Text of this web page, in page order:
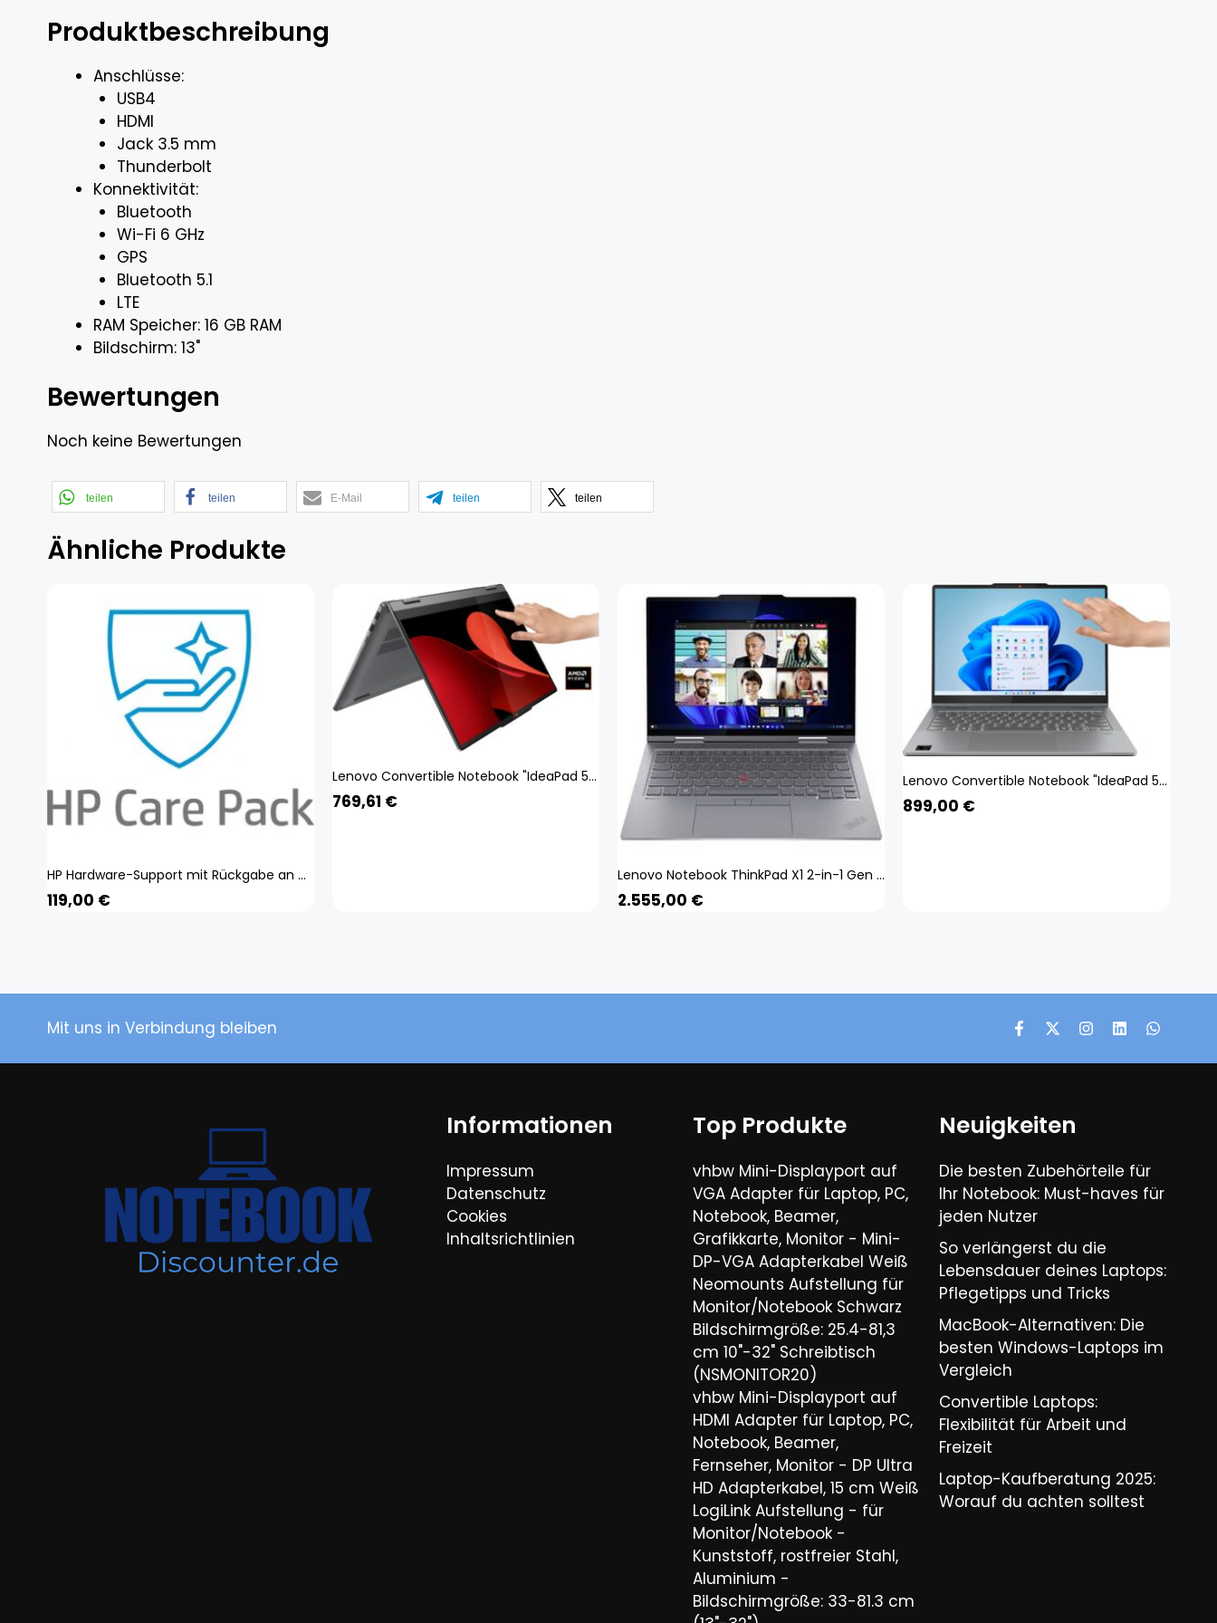
Produktbeschreibung
Anschlüsse:
USB4
HDMI
Jack 3.5 mm
Thunderbolt
Konnektivität:
Bluetooth
Wi-Fi 6 GHz
GPS
Bluetooth 5.1
LTE
RAM Speicher: 16 GB RAM
Bildschirm: 13"
Bewertungen
Noch keine Bewertungen
teilen teilen E-Mail teilen teilen
Ähnliche Produkte
HP Hardware-Support mit Rückgabe an Depot für Notebooks, 2 Jahre (1 m), Netzwerkkabel
119,00 €
Lenovo Convertible Notebook "IdeaPad 5 2-in-1 14AHP9", 35,56 cm, / 14 Zoll, AMD, Ryzen 5, Radeon 760M, 512 GB SSD Mondgrau 16 GB RAM 512 GB SSD
769,61 €
Lenovo Notebook ThinkPad X1 2-in-1 Gen 9 21KE 35.6 cm (14 Zoll) WUXGA Intel® Core™ Ultra 7 155U 32 GB RAM 1 TB Flash 1 TB SSD Intel® Graphics Win 11 Pro Grau 21KE002KGE
2.555,00 €
Lenovo Convertible Notebook "IdeaPad 5 2-in-1 14Q8X9", 35,6 cm, / 14 Zoll, Qualcomm, Snapdragon X Plus, Adreno, 1000 GB SSD luna grey 16 GB RAM 1000 GB SSD
899,00 €
Mit uns in Verbindung bleiben
Informationen
Impressum
Datenschutz
Cookies
Inhaltsrichtlinien
Top Produkte
vhbw Mini-Displayport auf
VGA Adapter für Laptop, PC,
Notebook, Beamer,
Grafikkarte, Monitor - Mini-
DP-VGA Adapterkabel Weiß
Neomounts Aufstellung für
Monitor/Notebook Schwarz
Bildschirmgröße: 25.4-81,3
cm 10"-32" Schreibtisch
(NSMONITOR20)
vhbw Mini-Displayport auf
HDMI Adapter für Laptop, PC,
Notebook, Beamer,
Fernseher, Monitor - DP Ultra
HD Adapterkabel, 15 cm Weiß
LogiLink Aufstellung - für
Monitor/Notebook -
Kunststoff, rostfreier Stahl,
Aluminium -
Bildschirmgröße: 33-81.3 cm
Neuigkeiten
Die besten Zubehörteile für
Ihr Notebook: Must-haves für
jeden Nutzer
So verlängerst du die
Lebensdauer deines Laptops:
Pflegetipps und Tricks​
MacBook-Alternativen: Die
besten Windows-Laptops im
Vergleich​
Convertible Laptops:
Flexibilität für Arbeit und
Freizeit​
Laptop-Kaufberatung 2025:
Worauf du achten solltest​